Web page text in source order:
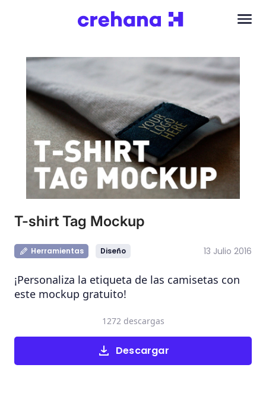
T-shirt Tag Mockup
Herramientas Diseño 13 Julio 2016
¡Personaliza la etiqueta de las camisetas con
este mockup gratuito!
Descargar
1272 descargas